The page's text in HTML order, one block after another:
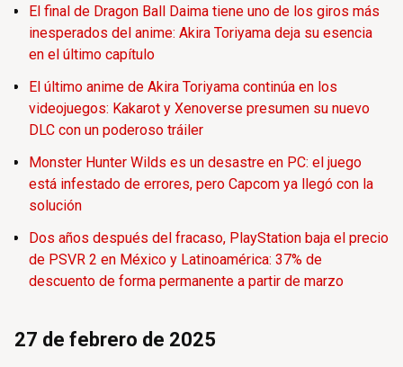
El final de Dragon Ball Daima tiene uno de los giros más
inesperados del anime: Akira Toriyama deja su esencia
en el último capítulo
El último anime de Akira Toriyama continúa en los
videojuegos: Kakarot y Xenoverse presumen su nuevo
DLC con un poderoso tráiler
Monster Hunter Wilds es un desastre en PC: el juego
está infestado de errores, pero Capcom ya llegó con la
solución
Dos años después del fracaso, PlayStation baja el precio
de PSVR 2 en México y Latinoamérica: 37% de
descuento de forma permanente a partir de marzo
27 de febrero de 2025